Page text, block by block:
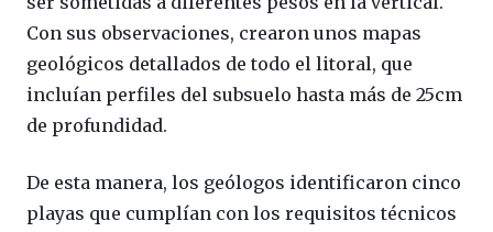
Con sus observaciones, crearon unos mapas
geológicos detallados de todo el litoral, que
incluían perfiles del subsuelo hasta más de 25cm
de profundidad.
De esta manera, los geólogos identificaron cinco
playas que cumplían con los requisitos técnicos